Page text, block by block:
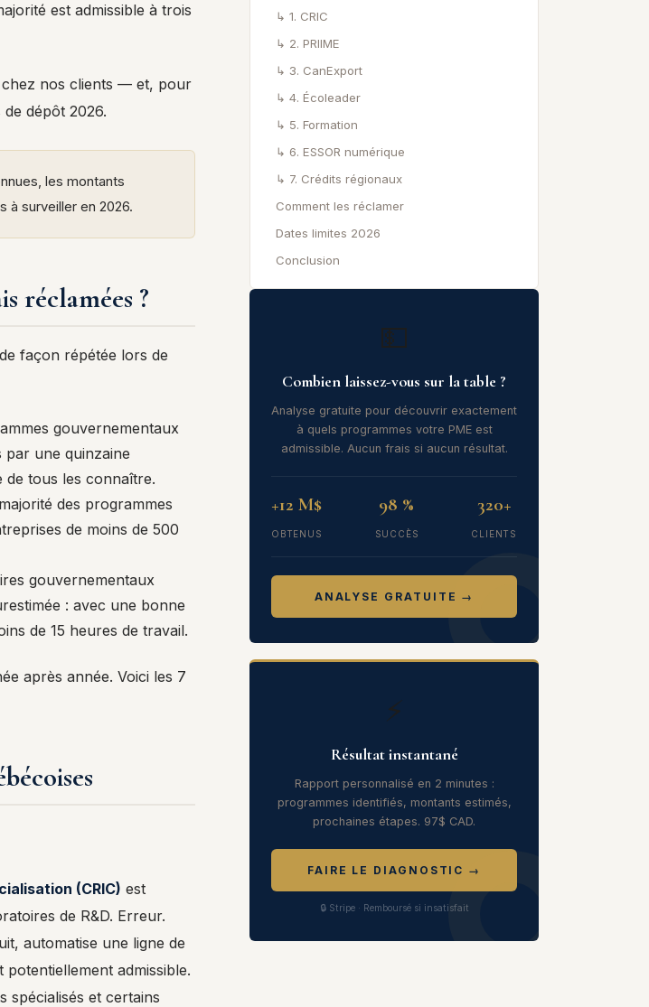
est admissible à trois
chez nos clients — et, pour
dépôt 2026.
les montants
à surveiller en 2026.
réclamées ?
façon répétée lors de
gouvernementaux
par une quinzaine
de tous les connaître.
des programmes
de moins de 500
gouvernementaux
: avec une bonne
de 15 heures de travail.
après année. Voici les 7
(CRIC) est
de R&D. Erreur.
automatise une ligne de
admissible.
spécialisés et certains
↳ 1. CRIC
↳ 2. PRIIME
↳ 3. CanExport
↳ 4. Écoleader
↳ 5. Formation
↳ 6. ESSOR numérique
↳ 7. Crédits régionaux
Comment les réclamer
Dates limites 2026
Conclusion
💵
Combien laissez-vous sur la table ?
Analyse gratuite pour découvrir exactement
à quels programmes votre PME est
admissible. Aucun frais si aucun résultat.
+12 M$
OBTENUS
98 %
SUCCÈS
320+
CLIENTS
ANALYSE GRATUITE →
⚡
Résultat instantané
Rapport personnalisé en 2 minutes :
programmes identifiés, montants estimés,
prochaines étapes. 97$ CAD.
FAIRE LE DIAGNOSTIC →
🔒 Stripe · Remboursé si insatisfait